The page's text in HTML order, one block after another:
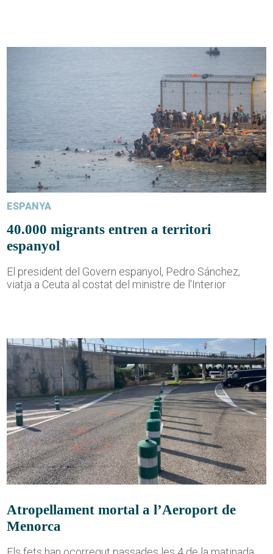
ESPANYA
40.000 migrants entren a territori
espanyol
El president del Govern espanyol, Pedro Sánchez,
viatja a Ceuta al costat del ministre de l'Interior
Atropellament mortal a l’Aeroport de
Menorca